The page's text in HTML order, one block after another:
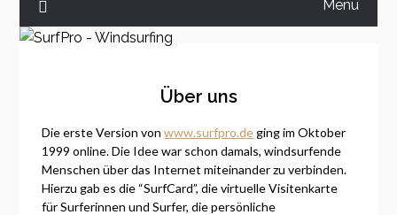
Menu
Über uns
Die erste Version vonwww.surfpro.deging im Oktober
1999 online. Die Idee war schon damals, windsurfende
Menschen über das Internet miteinander zu verbinden.
Hierzu gab es die “SurfCard”, die virtuelle Visitenkarte
für Surferinnen und Surfer, die persönliche